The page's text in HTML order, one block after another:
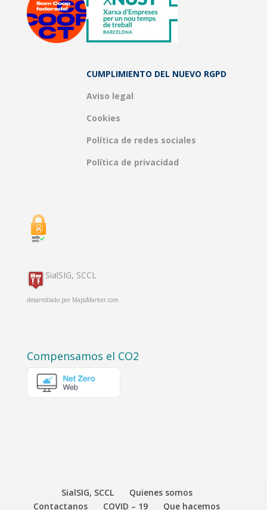
CUMPLIMIENTO DEL NUEVO RGPD
Aviso legal
Cookies
Política de redes sociales
Política de privacidad
SialSIG, SCCL
desarrollado por MapsMarker.com
Compensamos el CO2
SialSIG, SCCL
Quienes somos
Contactanos
COVID – 19 Que hacemos